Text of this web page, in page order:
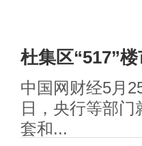
杜集区“517”
中国网财经5月
日，央行等部门
套和...